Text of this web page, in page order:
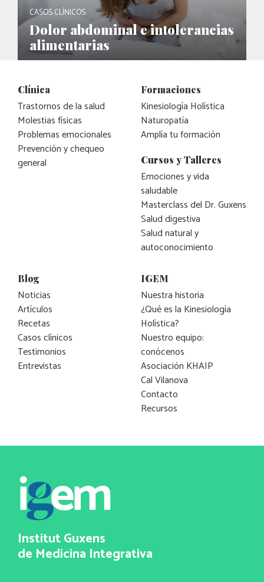
CASOS CLÍNICOS
Dolor abdominal e intolerancias
alimentarias
Clínica
Trastornos de la salud
Molestias físicas
Problemas emocionales
Prevención y chequeo
general
Formaciones
Kinesiología Holística
Naturopatía
Amplía tu formación
Cursos y Talleres
Emociones y vida
saludable
Masterclass del Dr. Guxens
Salud digestiva
Salud natural y
autoconocimiento
Blog
Noticias
Artículos
Recetas
Casos clínicos
Testimonios
Entrevistas
IGEM
Nuestra historia
¿Qué es la Kinesiología
Holística?
Nuestro equipo:
conócenos
Asociación KHAIP
Cal Vilanova
Contacto
Recursos
Institut Guxens
de Medicina Integrativa